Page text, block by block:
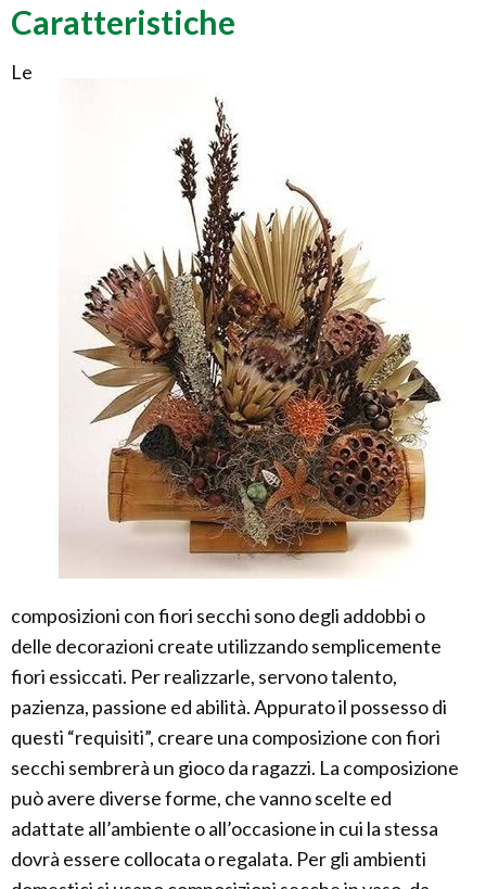
Caratteristiche
Le
composizioni con fiori secchi sono degli addobbi o
delle decorazioni create utilizzando semplicemente
fiori essiccati. Per realizzarle, servono talento,
pazienza, passione ed abilità. Appurato il possesso di
questi “requisiti”, creare una composizione con fiori
secchi sembrerà un gioco da ragazzi. La composizione
può avere diverse forme, che vanno scelte ed
adattate all’ambiente o all’occasione in cui la stessa
dovrà essere collocata o regalata. Per gli ambienti